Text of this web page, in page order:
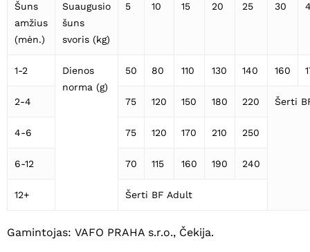
Šuns
amžius
(mėn.)
Suaugusio
šuns
svoris (kg)
5 10 15 20 25 30
1-2
Dienos
norma (g)
50 80 110 130 140 160
2-4 75 120 150 180 220 Šerti
4-6 75 120 170 210 250
6-12 70 115 160 190 240
12+ Šerti BF Adult
Gamintojas: VAFO PRAHA s.r.o., Čekija.